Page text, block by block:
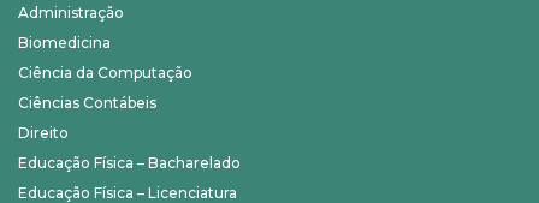
Administração
Biomedicina
Ciência da Computação
Ciências Contábeis
Direito
Educação Física – Bacharelado
Educação Física – Licenciatura